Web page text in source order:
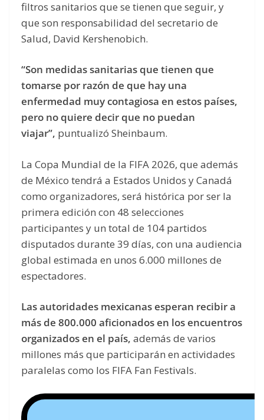
filtros sanitarios que se tienen que seguir, y
que son responsabilidad del secretario de
Salud, David Kershenobich.
“Son medidas sanitarias que tienen que
tomarse por razón de que hay una
enfermedad muy contagiosa en estos países,
pero no quiere decir que no puedan
viajar”, puntualizó Sheinbaum.
La Copa Mundial de la FIFA 2026, que además
de México tendrá a Estados Unidos y Canadá
como organizadores, será histórica por ser la
primera edición con 48 selecciones
participantes y un total de 104 partidos
disputados durante 39 días, con una audiencia
global estimada en unos 6.000 millones de
espectadores.
Las autoridades mexicanas esperan recibir a
más de 800.000 aficionados en los encuentros
organizados en el país, además de varios
millones más que participarán en actividades
paralelas como los FIFA Fan Festivals.